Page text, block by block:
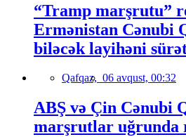
“Tramp marşrutu”
Ermənistan Cənubi
biləcək layihəni
Qafqaz, 06 avqust, 00:32
ABŞ və Çin Cənubi
marşrutlar uğrunda